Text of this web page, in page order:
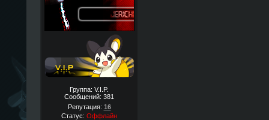
Группа: V.I.P.
Сообщений: 381
Репутация: 16
Статус: Оффлайн